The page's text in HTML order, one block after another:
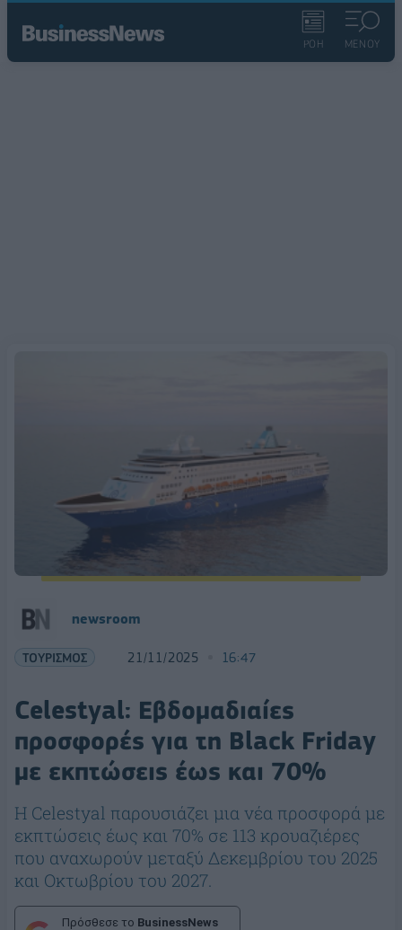
ΡΟΗ ΜΕΝΟΥ
newsroom
ΤΟΥΡΙΣΜΟΣ 21/11/2025 16:47
Celestyal: Εβδομαδιαίες
προσφορές για τη Black Friday
με εκπτώσεις έως και 70%
Η Celestyal παρουσιάζει μια νέα προσφορά με
εκπτώσεις έως και 70% σε 113 κρουαζιέρες
που αναχωρούν μεταξύ Δεκεμβρίου του 2025
και Οκτωβρίου του 2027.
Πρόσθεσε το BusinessNews